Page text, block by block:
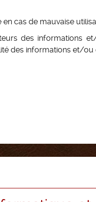
cas de mauvaise
des informations
des informations et/